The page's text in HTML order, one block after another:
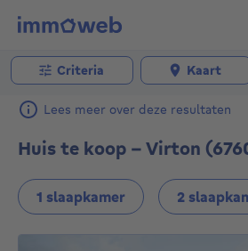
Criteria Kaart
Lees meer over deze resultaten
Huis te koop - Virton
1 slaapkamer 2